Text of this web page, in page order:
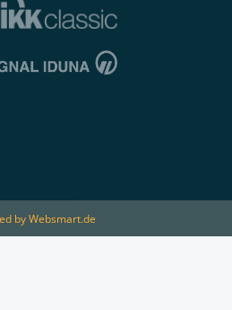
by Websmart.de